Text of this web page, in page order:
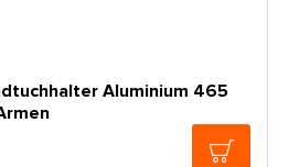
Aluminium 465